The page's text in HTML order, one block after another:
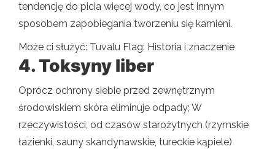
tendencję do picia więcej wody, co jest innym
sposobem zapobiegania tworzeniu się kamieni.
Może ci służyć: Tuvalu Flag: Historia i znaczenie
4. Toksyny liber
Oprócz ochrony siebie przed zewnętrznym
środowiskiem skóra eliminuje odpady; W
rzeczywistości, od czasów starożytnych (rzymskie
łazienki, sauny skandynawskie, tureckie kąpiele)